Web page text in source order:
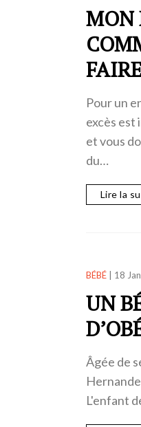
MON
Pour un
excès est
et vous
du…
Lire la
BÉBÉ| 18
UN
Âgée de
L'enfant